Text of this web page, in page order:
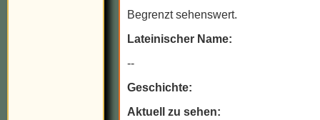
Begrenzt sehenswert.
Lateinischer Name:
--
Geschichte:
Aktuell zu sehen: